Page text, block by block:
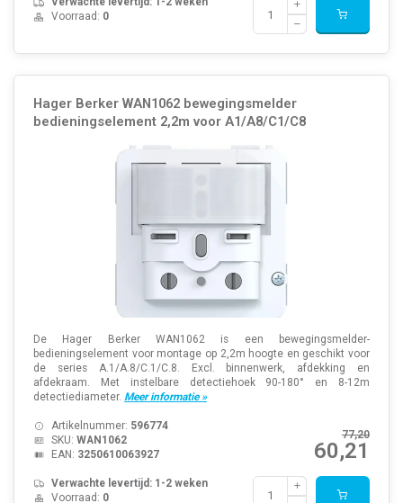
Voorraad: 0
Hager Berker WAN1062 bewegingsmelder
bedieningselement 2,2m voor A1/A8/C1/C8
De Hager Berker WAN1062 is een bewegingsmelder-
bedieningselement voor montage op 2,2m hoogte en geschikt voor
de series A.1/A.8/C.1/C.8. Excl. binnenwerk, afdekking en
afdekraam. Met instelbare detectiehoek 90-180° en 8-12m
detectiediameter. Meer informatie »
77,20
60,21
Artikelnummer: 596774
SKU: WAN1062
EAN: 3250610063927
Verwachte levertijd: 1-2 weken
Voorraad: 0